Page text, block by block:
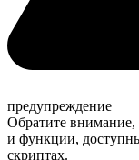
предупреждение
Обратите внимание,
и функции,
скриптах.